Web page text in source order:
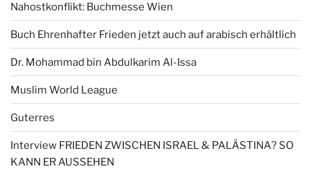
Nahostkonflikt: Buchmesse Wien
Buch Ehrenhafter Frieden jetzt auch auf arabisch erhältlich
Dr. Mohammad bin Abdulkarim Al-Issa
Muslim World League
Guterres
Interview FRIEDEN ZWISCHEN ISRAEL & PALÄSTINA? SO
KANN ER AUSSEHEN